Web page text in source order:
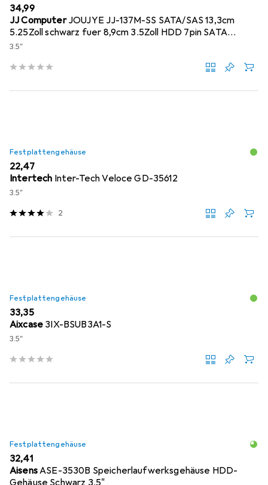
EUR
34,99
JJ Computer JOUJYE JJ-137M-SS SATA/SAS 13,3cm
5.25Zoll schwarz fuer 8,9cm 3.5Zoll HDD 7pin SATA
Connector
3.5"
Festplattengehäuse
EUR
22,47
Intertech Inter-Tech Veloce GD-35612
3.5"
2
Festplattengehäuse
EUR
33,35
Aixcase 3IX-BSUB3A1-S
3.5"
Festplattengehäuse
EUR
32,41
AisensASE-3530B Speicherlaufwerksgehäuse HDD-